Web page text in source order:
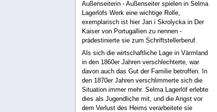
Außenseiterin - Außenseiter spielen in Selma
Lagerlöfs Werk eine wichtige Rolle,
exemplarisch ist hier Jan i Skrolycka in Der
Kaiser von Portugallien zu nennen -
prädestinierte sie zum Schriftstellerberuf.
Als sich die wirtschaftliche Lage in Värmland
in den 1860er Jahren verschlechterte, war
davon auch das Gut der Familie betroffen. In
den 1870er Jahren verschlimmerte sich die
Situation immer mehr. Selma Lagerlöf erlebte
dies als Jugendliche mit, und die Angst vor
dem Verlust des Heims verarbeitete sie